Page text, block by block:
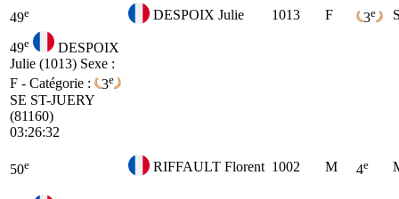
49e DESPOIX Julie 1013 F 3e
49e
DESPOIX
Julie (1013) Sexe :
F - Catégorie :
3e
SE ST-JUERY
(81160)
03:26:32
50e RIFFAULT Florent 1002 M 4e